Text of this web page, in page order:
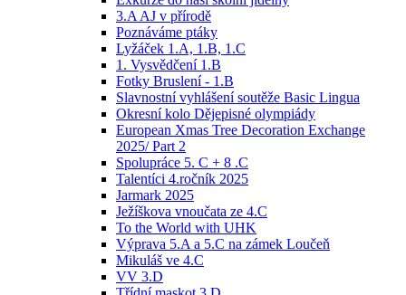
3.A AJ v přírodě
Poznáváme ptáky
Lyžáček 1.A, 1.B, 1.C
1. Vysvědčení 1.B
Fotky Bruslení - 1.B
Slavnostní vyhlášení soutěže Basic Lingua
Okresní kolo Dějepisné olympiády
European Xmas Tree Decoration Exchange
2025/ Part 2
Spolupráce 5. C + 8 .C
Talentíci 4.ročník 2025
Jarmark 2025
Ježíškova vnoučata ze 4.C
To the World with UHK
Výprava 5.A a 5.C na zámek Loučeň
Mikuláš ve 4.C
VV 3.D